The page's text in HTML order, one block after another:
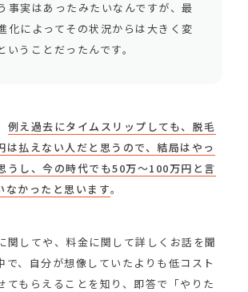
事実はあったみたいなんですが、最
化によってその状況からは大きく変
いうことだったんです。
例え過去にタイムスリップしても、脱毛
は払えない人だと思うので、結局はやっ
うし、今の時代でも50万〜100万円と言
なかったと思います。
関してや、料金に関して詳しくお話を聞
で、自分が想像していたよりも低コスト
てもらえることを知り、即答で「やりた